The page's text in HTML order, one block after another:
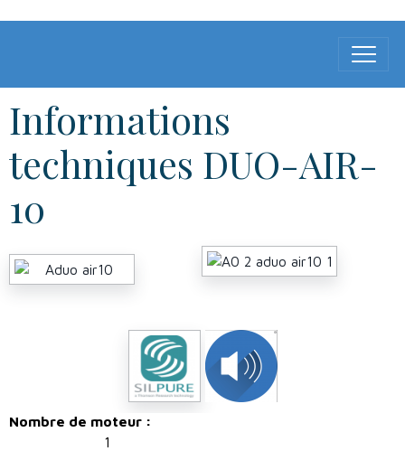
Informations
techniques DUO-AIR-
10
Nombre de moteur :
1